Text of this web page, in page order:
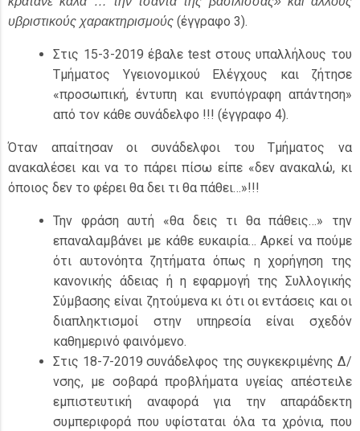
υβριστικούς χαρακτηρισμούς (έγγραφο 3).
Στις 15-3-2019 έβαλε test στους υπαλλήλους του
Τμήματος Υγειονομικού Ελέγχους και ζήτησε
«προσωπική, έντυπη και ενυπόγραφη απάντηση»
από τον κάθε συνάδελφο !!! (έγγραφο 4).
Όταν απαίτησαν οι συνάδελφοι του Τμήματος να
ανακαλέσει και να το πάρει πίσω είπε «δεν ανακαλώ, κι
όποιος δεν το φέρει θα δει τι θα πάθει…»!!!
Την φράση αυτή «θα δεις τι θα πάθεις…» την
επαναλαμβάνει με κάθε ευκαιρία… Αρκεί να πούμε
ότι αυτονόητα ζητήματα όπως η χορήγηση της
κανονικής άδειας ή η εφαρμογή της Συλλογικής
Σύμβασης είναι ζητούμενα κι ότι οι εντάσεις και οι
διαπληκτισμοί στην υπηρεσία είναι σχεδόν
καθημερινό φαινόμενο.
Στις 18-7-2019 συνάδελφος της συγκεκριμένης Δ/
νσης, με σοβαρά προβλήματα υγείας απέστειλε
εμπιστευτική αναφορά για την απαράδεκτη
συμπεριφορά που υφίσταται όλα τα χρόνια, που